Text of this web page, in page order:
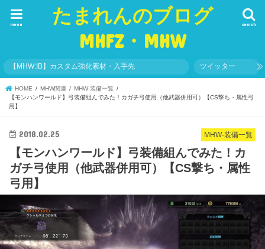
たまれんのブログ
MHFZ・MHW
search
menu
【MHW:IB】カスタム強化素材・入手先 ツイッター
HOME MHW関連
MHW-装備一覧
【モンハンワールド】弓装備組んでみた！カガチ弓使用（他武器併用可）【CS撃ち・属性弓
用】
MHW-装備一覧
2018.02.25
【モンハンワールド】弓装備組んでみた！カ
ガチ弓使用（他武器併用可）【CS撃ち・属性
弓用】